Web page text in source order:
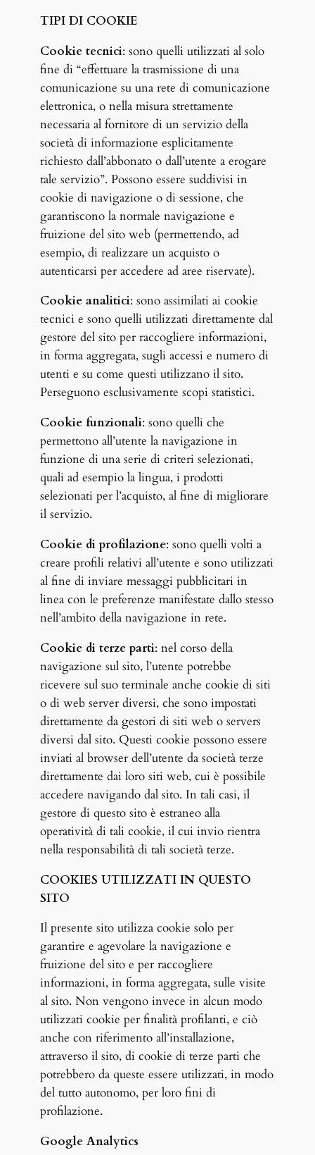
TIPI DI COOKIE
Cookie tecnici: sono quelli utilizzati al solo
fine di “effettuare la trasmissione di una
comunicazione su una rete di comunicazione
elettronica, o nella misura strettamente
necessaria al fornitore di un servizio della
società di informazione esplicitamente
richiesto dall’abbonato o dall’utente a erogare
tale servizio”. Possono essere suddivisi in
cookie di navigazione o di sessione, che
garantiscono la normale navigazione e
fruizione del sito web (permettendo, ad
esempio, di realizzare un acquisto o
autenticarsi per accedere ad aree riservate).
Cookie analitici: sono assimilati ai cookie
tecnici e sono quelli utilizzati direttamente dal
gestore del sito per raccogliere informazioni,
in forma aggregata, sugli accessi e numero di
utenti e su come questi utilizzano il sito.
Perseguono esclusivamente scopi statistici.
Cookie funzionali: sono quelli che
permettono all’utente la navigazione in
funzione di una serie di criteri selezionati,
quali ad esempio la lingua, i prodotti
selezionati per l’acquisto, al fine di migliorare
il servizio.
Cookie di profilazione: sono quelli volti a
creare profili relativi all’utente e sono utilizzati
al fine di inviare messaggi pubblicitari in
linea con le preferenze manifestate dallo stesso
nell’ambito della navigazione in rete.
Cookie di terze parti: nel corso della
navigazione sul sito, l’utente potrebbe
ricevere sul suo terminale anche cookie di siti
o di web server diversi, che sono impostati
direttamente da gestori di siti web o servers
diversi dal sito. Questi cookie possono essere
inviati al browser dell’utente da società terze
direttamente dai loro siti web, cui è possibile
accedere navigando dal sito. In tali casi, il
gestore di questo sito è estraneo alla
operatività di tali cookie, il cui invio rientra
nella responsabilità di tali società terze.
COOKIES UTILIZZATI IN QUESTO
SITO
Il presente sito utilizza cookie solo per
garantire e agevolare la navigazione e
fruizione del sito e per raccogliere
informazioni, in forma aggregata, sulle visite
al sito. Non vengono invece in alcun modo
utilizzati cookie per finalità profilanti, e ciò
anche con riferimento all’installazione,
attraverso il sito, di cookie di terze parti che
potrebbero da queste essere utilizzati, in modo
del tutto autonomo, per loro fini di
profilazione.
Google Analytics